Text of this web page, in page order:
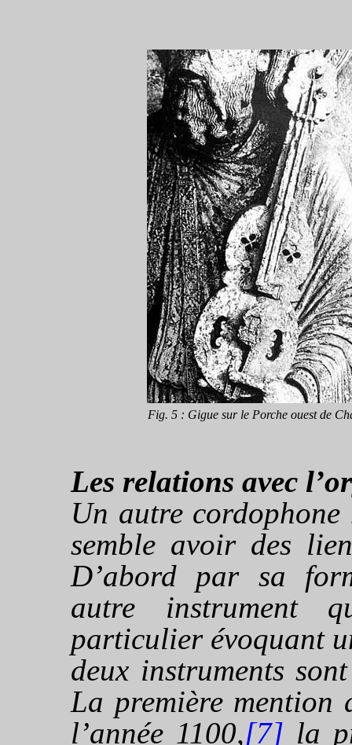
Fig. 5 : Gigue sur le Porche ouest de
Les relations avec
Un autre cordophone
semble avoir des
D’abord par sa
autre instrument
particulier évoquant
deux instruments
La première
l’année 1100,[7] la